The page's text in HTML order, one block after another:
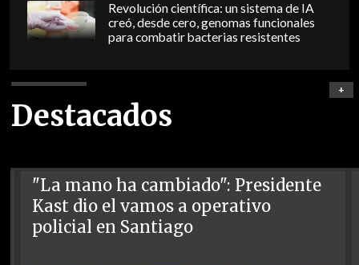
Revolución científica: un sistema de IA
creó, desde cero, genomas funcionales
para combatir bacterias resistentes
Destacados
+
"La mano ha cambiado": Presidente
Kast dio el vamos a operativo
policial en Santiago